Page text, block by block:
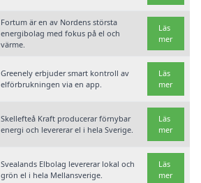
Fortum är en av Nordens största
energibolag med fokus på el och
värme.
Läs
mer
Greenely erbjuder smart kontroll av
elförbrukningen via en app.
Läs
mer
Skellefteå Kraft producerar förnybar
energi och levererar el i hela Sverige.
Läs
mer
Svealands Elbolag levererar lokal och
grön el i hela Mellansverige.
Läs
mer